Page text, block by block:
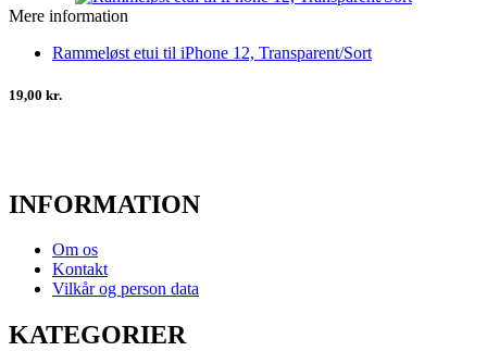
Mere information
Rammeløst etui til iPhone 12, Transparent/Sort
19,00 kr.
INFORMATION
Om os
Kontakt
Vilkår og person data
KATEGORIER